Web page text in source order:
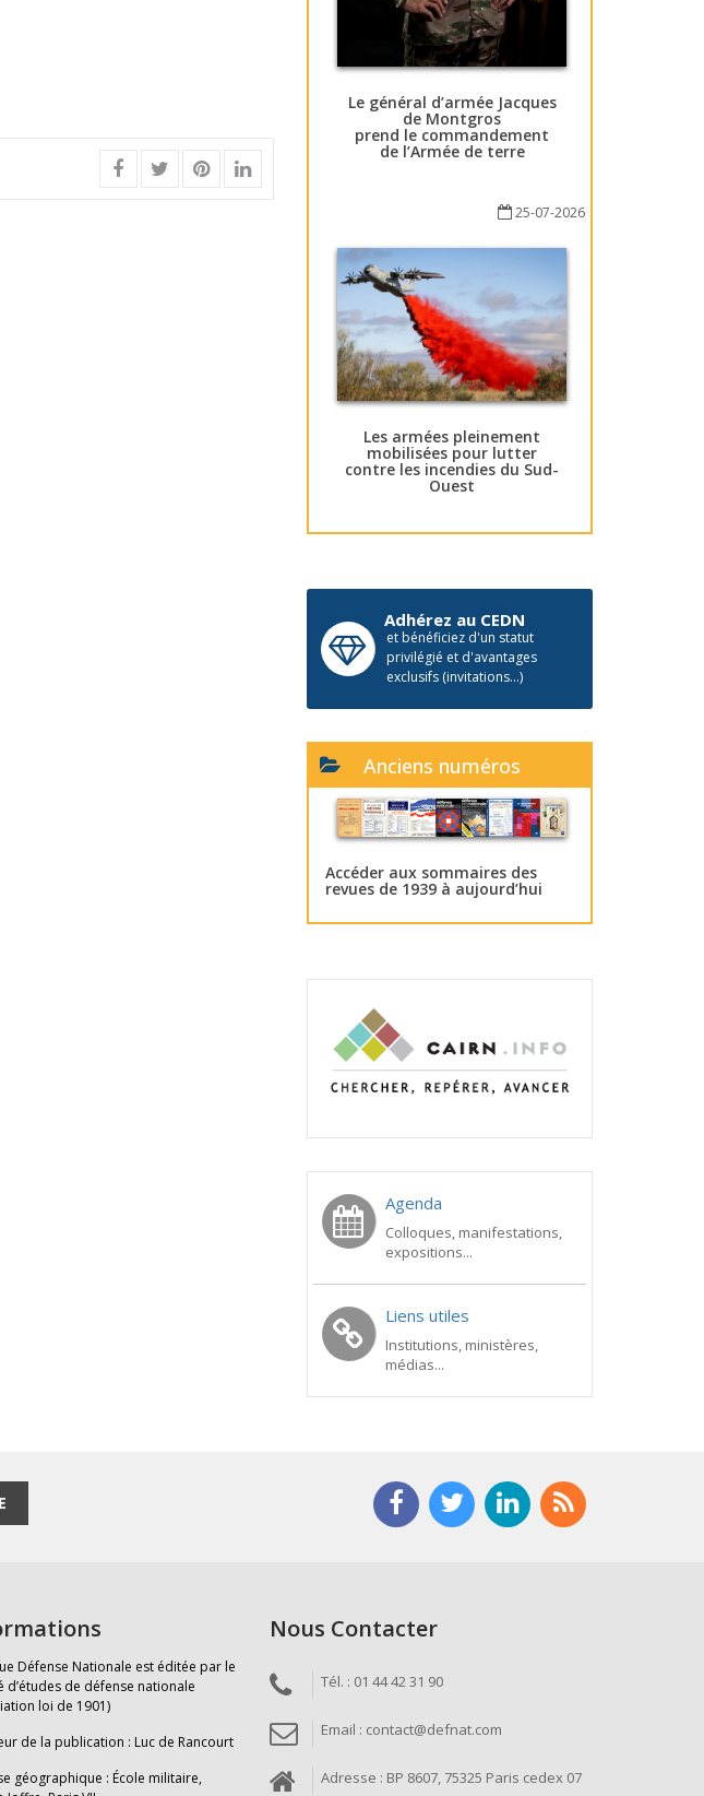
Le général d’armée Jacques
de Montgros
prend le commandement
de l’Armée de terre
25-07-2026
Les armées pleinement
mobilisées pour lutter
contre les incendies du Sud-
Ouest
Adhérez au CEDN
et bénéficiez d'un statut
privilégié et d'avantages
exclusifs (invitations...)
Anciens numéros
Accéder aux sommaires des
revues de 1939 à aujourd’hui
Agenda
Colloques, manifestations,
expositions...
Liens utiles
Institutions, ministères,
médias...
Défense Nationale est éditée par le
d’études de défense nationale
loi de 1901)
de la publication : Luc de Rancourt
géographique : École militaire,
Nous Contacter
Tél. : 01 44 42 31 90
Email : contact@defnat.com
Adresse : BP 8607, 75325 Paris cedex 07